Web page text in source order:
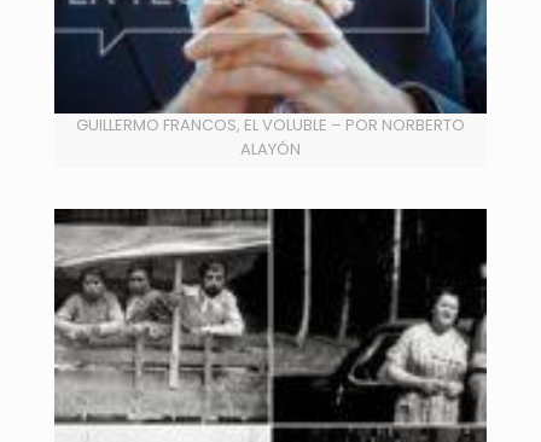
GUILLERMO FRANCOS, EL VOLUBLE – POR NORBERTO
ALAYÓN